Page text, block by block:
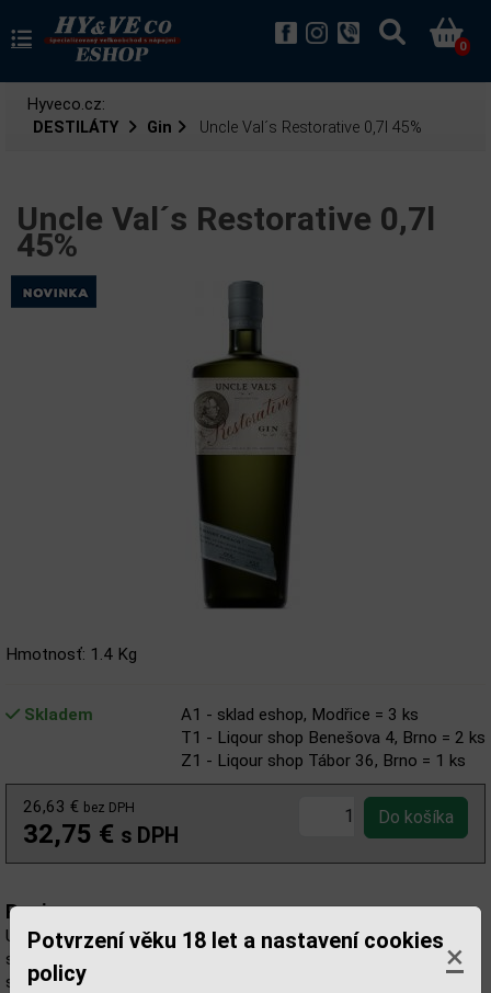
Potvrzení věku 18 let a nastavení cookies
policy
×
0
Hyveco.cz:
DESTILÁTY
Gin Uncle Val´s Restorative 0,7l 45%
Uncle Val´s Restorative 0,7l
45%
Hmotnosť: 1.4 Kg
Skladem
A1 - sklad eshop, Modřice = 3 ks
T1 - Liqour shop Benešova 4, Brno = 2 ks
Z1 - Liqour shop Tábor 36, Brno = 1 ks
26,63 € bez DPH
32,75 € s DPH
Popis:
Uncle Val’s Restorative Gin je ultraprémiový americký craftový gin
s toskánskou duší, inspirovaný italskými kořeny rodiny
současných producentů. Pojmenován po strýčkovi Valeriovi –